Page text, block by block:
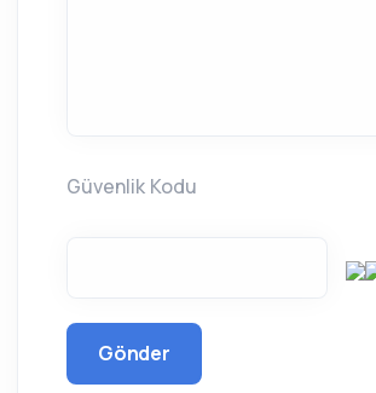
Güvenlik Kodu
Gönder